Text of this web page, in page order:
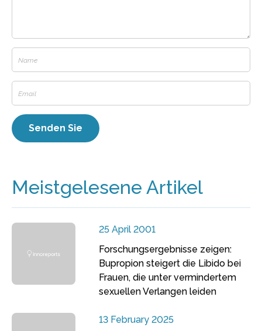
Meistgelesene Artikel
25 April 2001
Forschungsergebnisse zeigen:
Bupropion steigert die Libido bei
Frauen, die unter vermindertem
sexuellen Verlangen leiden
13 February 2025